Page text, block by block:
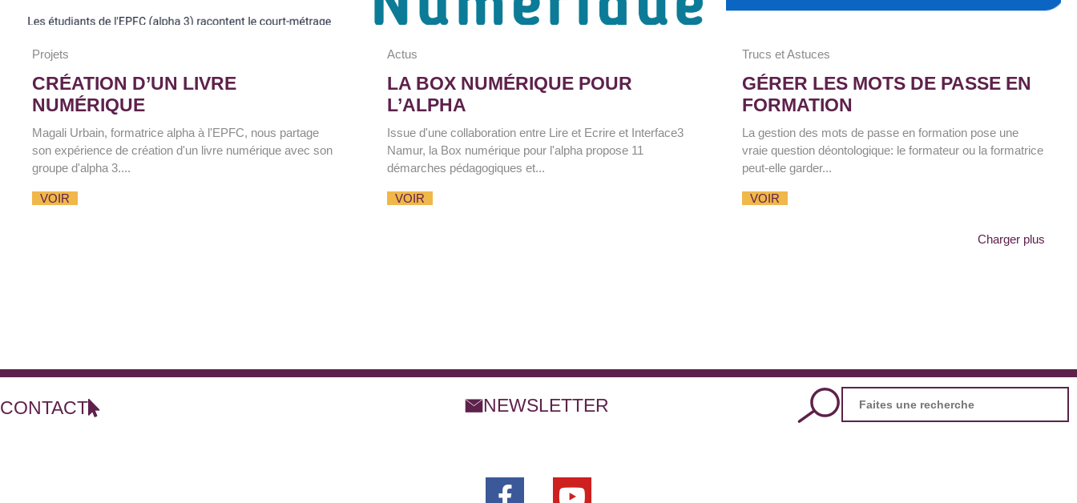
Projets
CRÉATION D’UN LIVRE
NUMÉRIQUE
Magali Urbain, formatrice alpha à l'EPFC, nous partage
son expérience de création d'un livre numérique avec son
groupe d'alpha 3....
VOIR
Actus
LA BOX NUMÉRIQUE POUR
L’ALPHA
Issue d'une collaboration entre Lire et Ecrire et Interface3
Namur, la Box numérique pour l'alpha propose 11
démarches pédagogiques et...
VOIR
Trucs et Astuces
GÉRER LES MOTS DE PASSE EN
FORMATION
La gestion des mots de passe en formation pose une
vraie question déontologique: le formateur ou la formatrice
peut-elle garder...
VOIR
Charger plus
CONTACT NEWSLETTER
Search
for: